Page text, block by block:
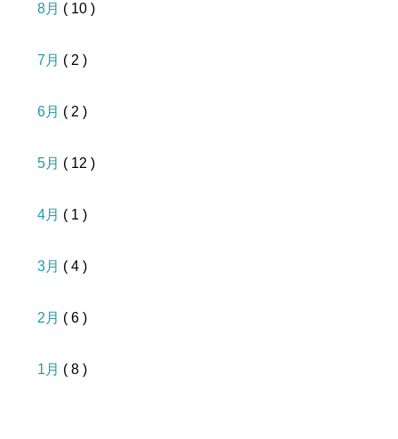
8月 ( 10 )
7月 ( 2 )
6月 ( 2 )
5月 ( 12 )
4月 ( 1 )
3月 ( 4 )
2月 ( 6 )
1月 ( 8 )